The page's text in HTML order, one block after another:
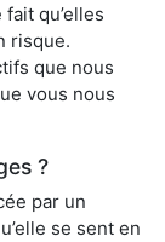
qu’elles
risque.
que nous
vous nous
?
par un
se sent en